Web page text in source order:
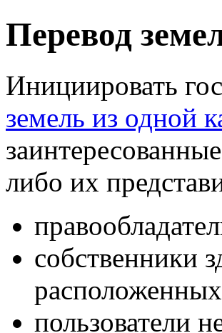
Перевод
Инициировать
земель из одной
либо их
собственники
пользователи